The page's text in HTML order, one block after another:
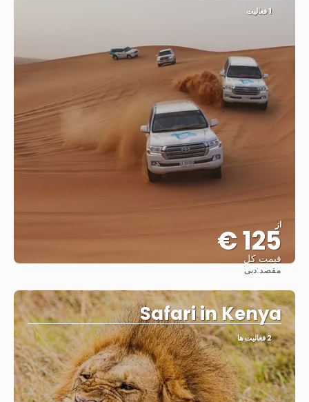
1 فعالیت
از
125 €
قیمت کل
مقصد:دبی
Safari in Kenya
2 فعالیت ها